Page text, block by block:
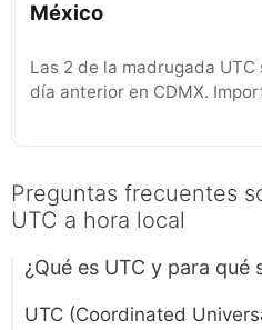
México
Las 2 de la madrugada
día anterior en CDMX.
Preguntas frecuentes
UTC a hora local
¿Qué es UTC y para qué
UTC (Coordinated